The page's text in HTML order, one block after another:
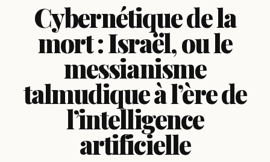
Cybernétique de la
mort : Israël, ou le
messianisme
talmudique à l’ère de
l’intelligence
artificielle